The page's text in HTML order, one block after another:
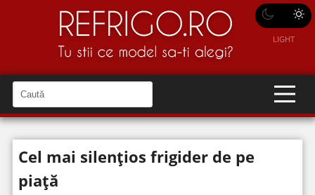
LIGHT
a
u
t
C
a
u
î
n
i
t
Cel mai silențios frigider de pe
piață